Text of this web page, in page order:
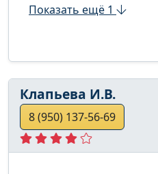
Показать ещё 1
Клапьева И.В.
8 (950) 137-56-69